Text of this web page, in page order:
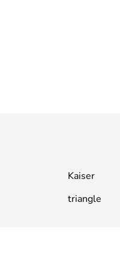
Kaiser
triangle